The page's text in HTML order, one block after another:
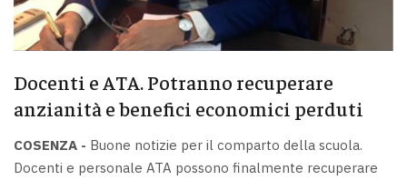
Docenti e ATA. Potranno recuperare
anzianità e benefici economici perduti
COSENZA - Buone notizie per il comparto della scuola.
Docenti e personale ATA possono finalmente recuperare